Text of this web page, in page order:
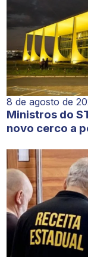
8 de agosto de
Ministros do
novo cerco a